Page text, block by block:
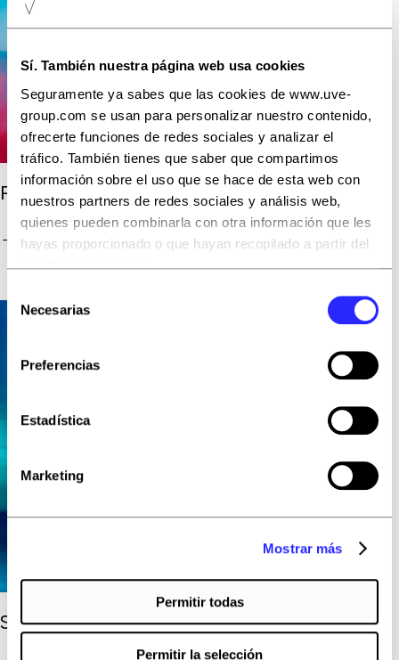
Sí. También nuestra página web usa cookies
Seguramente ya sabes que las cookies de www.uve-
group.com se usan para personalizar nuestro contenido,
ofrecerte funciones de redes sociales y analizar el
tráfico. También tienes que saber que compartimos
información sobre el uso que se hace de esta web con
nuestros partners de redes sociales y análisis web,
quienes pueden combinarla con otra información que les
hayas proporcionado o que hayan recopilado a partir del
uso de sus servicios.
Puedes aceptar todas las cookies pulsando el botón
“Aceptar todas” o rechazarlas con “Rechazar todas”.
También puedes escogerlas y, por lo tanto, aceptar o
rechazar las que quieras con el botón “Permitir la
Necesarias
Preferencias
Estadística
Marketing
Mostrar más
Permitir todas
Permitir la selección
Powering Progress, Lighting up Futures.
→ ENERGY
Styling the Future, Tailoring Trends.